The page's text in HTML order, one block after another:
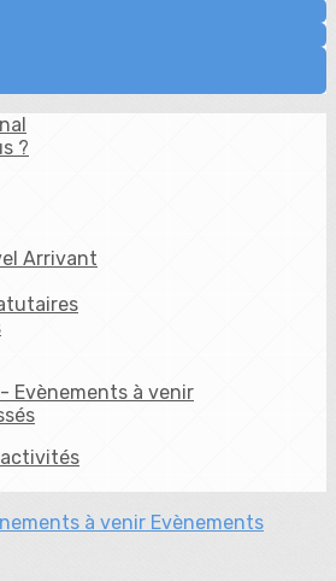
?
Arrivant
Evènements à venir
à venir Evènements